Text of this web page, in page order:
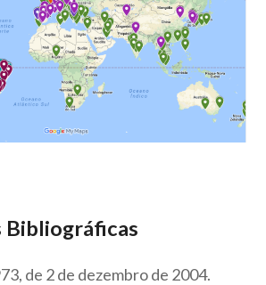
Bibliográficas
de 2 de dezembro de 2004.